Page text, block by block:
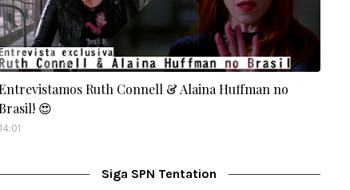
Ruth Connell & Alaina Huffman no
😍
14:01
Siga SPN Tentation